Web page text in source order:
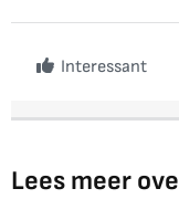
Interessant
Lees meer